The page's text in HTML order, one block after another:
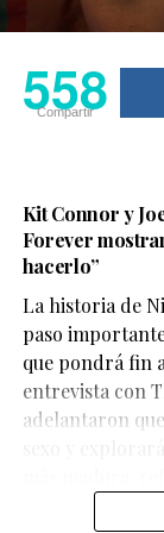
Aunque su
metraje, el
personaje,
aporta una
558
Compartir
Kit Connor y
Forever
hacerlo”
La historia de
paso
que pondrá fin
entrevista con
adelantaron
encuentran los